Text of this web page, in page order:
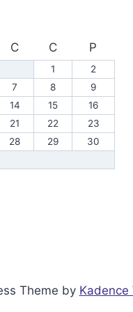
C C P
1
2
7 8
9
14 15
16
21 22
23
28 29
30
Theme by Kadence